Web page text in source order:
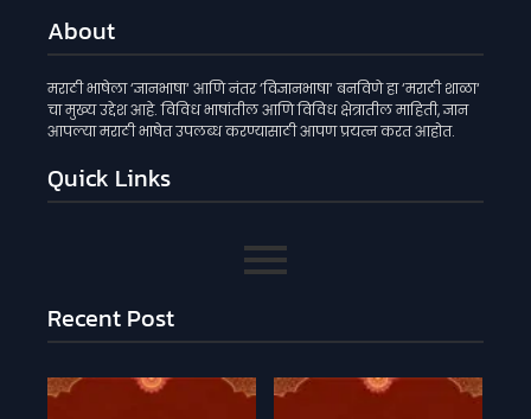
About
मराठी भाषेला ‘ज्ञानभाषा‘ आणि नंतर ‘विज्ञानभाषा‘ बनविणे हा ‘मराठी शाळा‘
चा मुख्य उद्देश आहे. विविध भाषांतील आणि विविध क्षेत्रातील माहिती, ज्ञान
आपल्या मराठी भाषेत उपलब्ध करण्यासाठी आपण प्रयत्न करत आहोत.
Quick Links
Recent Post